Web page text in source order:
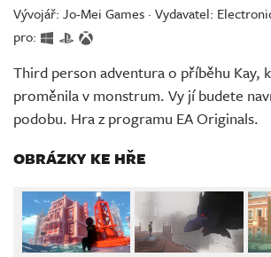
Redakce
Živě
Vývojář: Jo-Mei Games · Vydavatel:
pro:
Third person adventura o příběhu Kay,
proměnila v monstrum. Vy jí budete
podobu. Hra z programu EA Originals.
OBRÁZKY KE HŘE